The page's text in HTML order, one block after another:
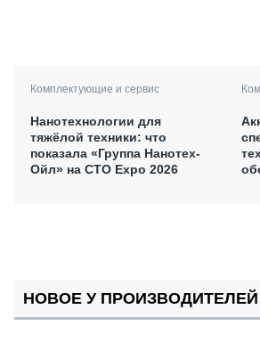
Комплектующие и сервис
Нанотехнологии для
тяжёлой техники: что
показала «Группа Нанотех-
Ойл» на CTO Expo 2026
НОВОЕ У ПРОИЗВОДИТЕЛЕЙ